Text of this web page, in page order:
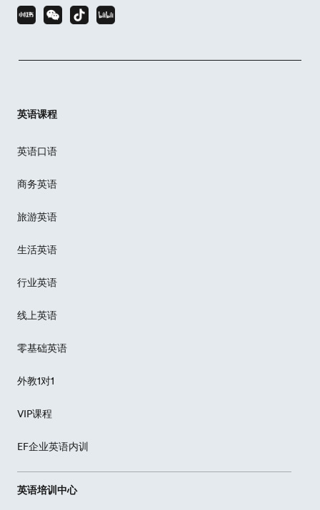
英语课程
英语口语
商务英语
旅游英语
生活英语
行业英语
线上英语
零基础英语
外教1对1
VIP课程
EF企业英语内训
英语培训中心